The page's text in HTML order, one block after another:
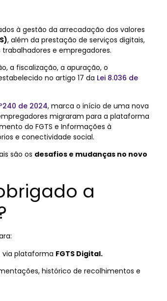
à gestão da arrecadação dos valores
, além da prestação de serviços digitais,
e empregadores.
a fiscalização, a apuração, o
no artigo 17 da Lei 8.036 de
de 2024, marca o início de uma nova
migraram para a plataforma
do FGTS e Informações à
e conectividade social.
são os desafios e mudanças no novo
a
via plataforma FGTS Digital.
histórico de recolhimentos e